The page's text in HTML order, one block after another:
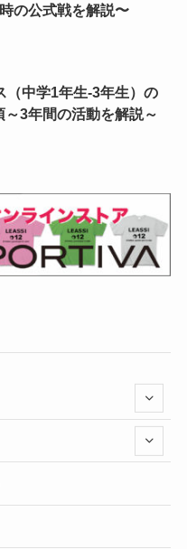
の公式戦を解説〜
（中学1年生-3年生）の
～3年間の活動を解説～